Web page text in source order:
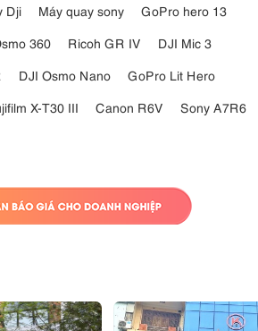
Dji Máy quay sony
GoPro hero 13
360 Ricoh GR IV
DJI Mic 3
DJI Osmo Nano
GoPro Lit Hero
X-T30 III Canon R6V
Sony A7R6